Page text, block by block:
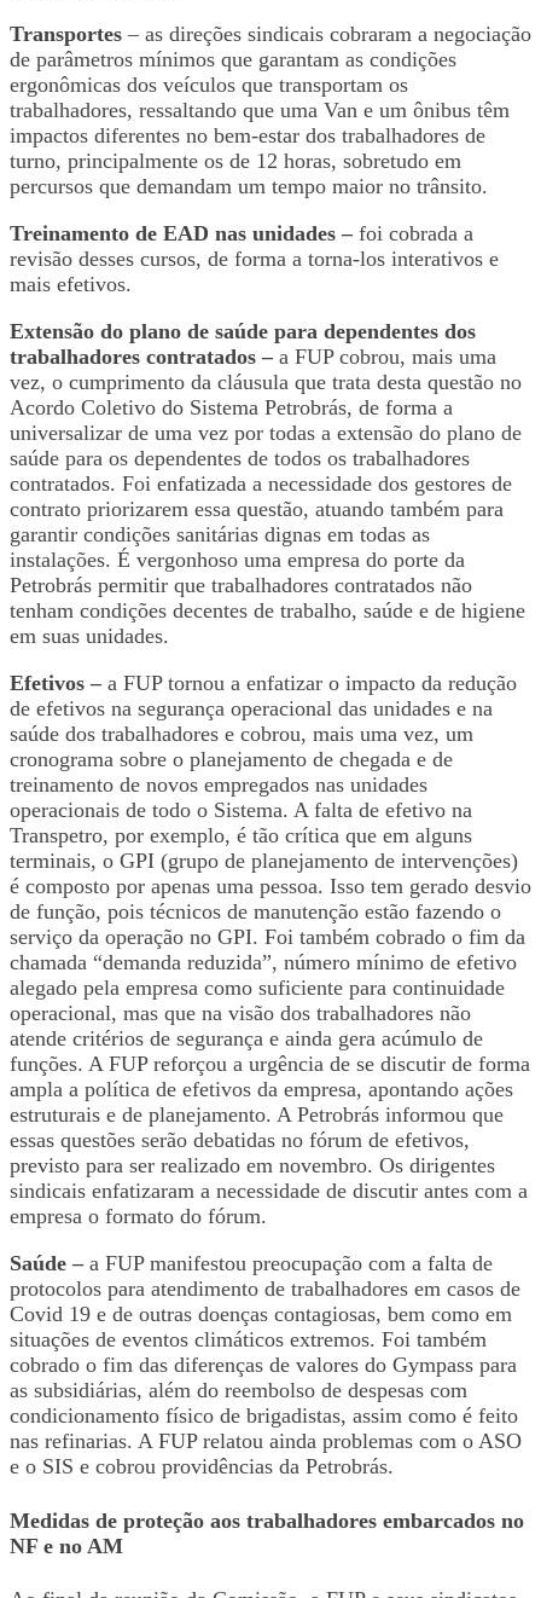
Transportes – as direções sindicais cobraram a negociação
de parâmetros mínimos que garantam as condições
ergonômicas dos veículos que transportam os
trabalhadores, ressaltando que uma Van e um ônibus têm
impactos diferentes no bem-estar dos trabalhadores de
turno, principalmente os de 12 horas, sobretudo em
percursos que demandam um tempo maior no trânsito.
Treinamento de EAD nas unidades – foi cobrada a
revisão desses cursos, de forma a torna-los interativos e
mais efetivos.
Extensão do plano de saúde para dependentes dos
trabalhadores contratados – a FUP cobrou, mais uma
vez, o cumprimento da cláusula que trata desta questão no
Acordo Coletivo do Sistema Petrobrás, de forma a
universalizar de uma vez por todas a extensão do plano de
saúde para os dependentes de todos os trabalhadores
contratados. Foi enfatizada a necessidade dos gestores de
contrato priorizarem essa questão, atuando também para
garantir condições sanitárias dignas em todas as
instalações. É vergonhoso uma empresa do porte da
Petrobrás permitir que trabalhadores contratados não
tenham condições decentes de trabalho, saúde e de higiene
em suas unidades.
Efetivos – a FUP tornou a enfatizar o impacto da redução
de efetivos na segurança operacional das unidades e na
saúde dos trabalhadores e cobrou, mais uma vez, um
cronograma sobre o planejamento de chegada e de
treinamento de novos empregados nas unidades
operacionais de todo o Sistema. A falta de efetivo na
Transpetro, por exemplo, é tão crítica que em alguns
terminais, o GPI (grupo de planejamento de intervenções)
é composto por apenas uma pessoa. Isso tem gerado desvio
de função, pois técnicos de manutenção estão fazendo o
serviço da operação no GPI. Foi também cobrado o fim da
chamada “demanda reduzida”, número mínimo de efetivo
alegado pela empresa como suficiente para continuidade
operacional, mas que na visão dos trabalhadores não
atende critérios de segurança e ainda gera acúmulo de
funções. A FUP reforçou a urgência de se discutir de forma
ampla a política de efetivos da empresa, apontando ações
estruturais e de planejamento. A Petrobrás informou que
essas questões serão debatidas no fórum de efetivos,
previsto para ser realizado em novembro. Os dirigentes
sindicais enfatizaram a necessidade de discutir antes com a
empresa o formato do fórum.
Saúde – a FUP manifestou preocupação com a falta de
protocolos para atendimento de trabalhadores em casos de
Covid 19 e de outras doenças contagiosas, bem como em
situações de eventos climáticos extremos. Foi também
cobrado o fim das diferenças de valores do Gympass para
as subsidiárias, além do reembolso de despesas com
condicionamento físico de brigadistas, assim como é feito
nas refinarias. A FUP relatou ainda problemas com o ASO
e o SIS e cobrou providências da Petrobrás.
Medidas de proteção aos trabalhadores embarcados no
NF e no AM